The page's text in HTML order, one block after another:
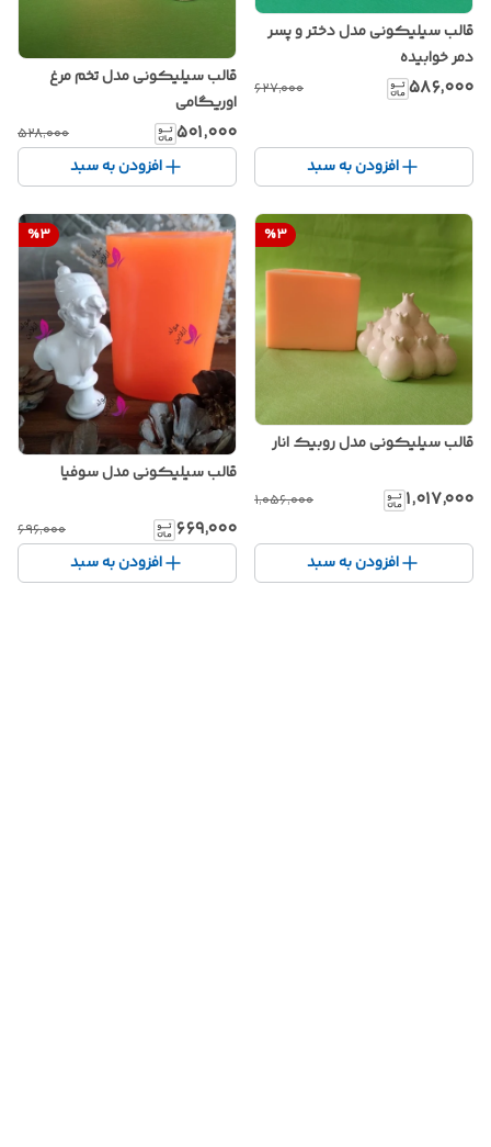
قالب سیلیکونی مدل دختر و پسر
دمر خوابیده
۵۸۶٬۰۰۰ ۶۲۷٬۰۰۰
افزودن به سبد
قالب سیلیکونی مدل تخم مرغ
اوریگامی
۵۰۱٬۰۰۰ ۵۲۸٬۰۰۰
افزودن به سبد
%3
قالب سیلیکونی مدل روبیک انار
۱٬۰۱۷٬۰۰۰ ۱٬۰۵۶٬۰۰۰
افزودن به سبد
%3
قالب سیلیکونی مدل سوفیا
۶۶۹٬۰۰۰ ۶۹۶٬۰۰۰
افزودن به سبد